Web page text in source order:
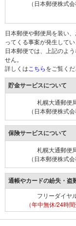
（日本郵便株式会
日本郵便や郵便局を装い
ってくる事案が発生してい
日本郵便では、上記のよ
せん。
詳しくは こちらをご覧くだ
貯金サービスについて
札幌大通郵便
（日本郵便株式会
保険サービスについて
札幌大通郵便
（日本郵便株式会
通帳やカードの紛失・盗
フリーダイヤ
（年中無休/24時